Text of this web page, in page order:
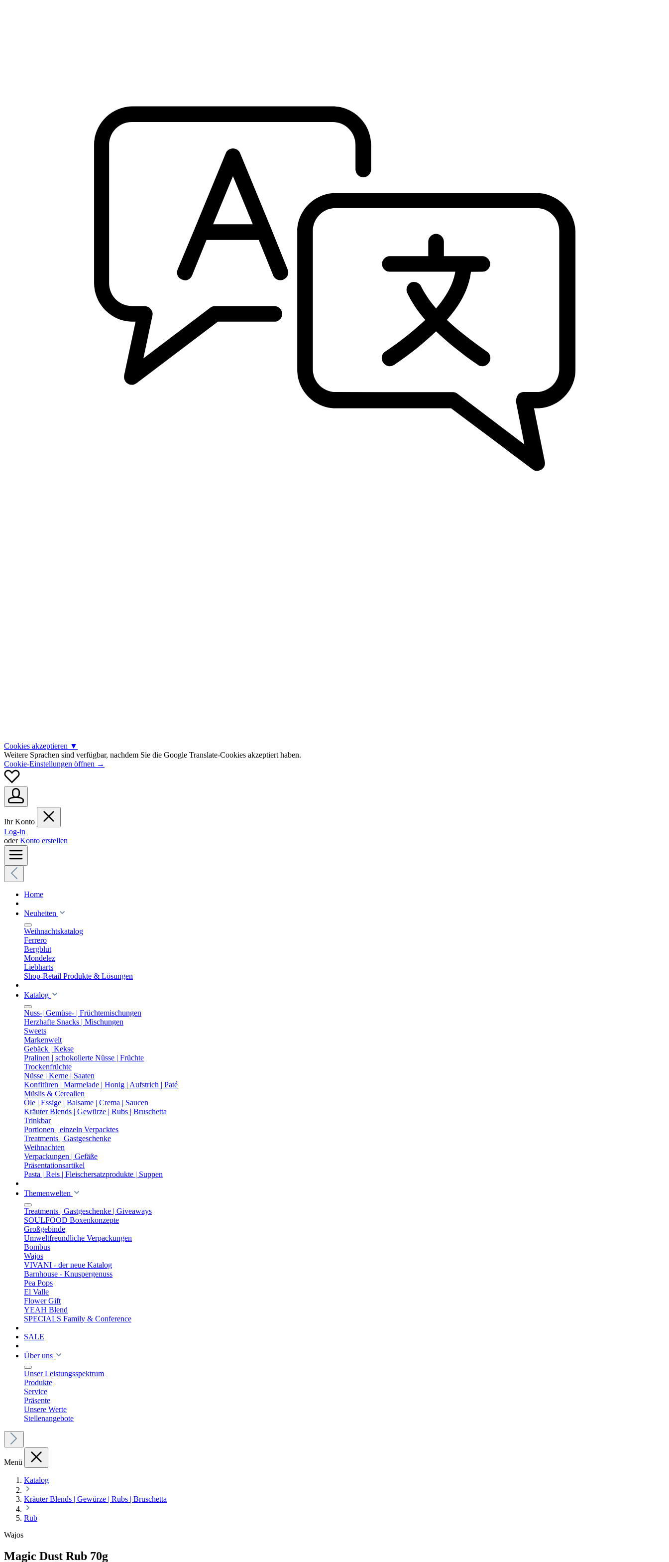
Cookies akzeptieren ▼
Weitere Sprachen sind verfügbar, nachdem Sie die Google Translate-Cookies akzeptiert haben.
Cookie-Einstellungen öffnen →
Ihr Konto
Log-in
oderKonto erstellen
Home
Neuheiten
Weihnachtskatalog
Ferrero
Bergblut
Mondelez
Liebharts
Shop-Retail Produkte & Lösungen
Katalog
Nuss-| Gemüse- | Früchtemischungen
Herzhafte Snacks | Mischungen
Sweets
Markenwelt
Gebäck | Kekse
Pralinen | schokolierte Nüsse | Früchte
Trockenfrüchte
Nüsse | Kerne | Saaten
Konfitüren | Marmelade | Honig | Aufstrich | Paté
Müslis & Cerealien
Öle | Essige | Balsame | Crema | Saucen
Kräuter Blends | Gewürze | Rubs | Bruschetta
Trinkbar
Portionen | einzeln Verpacktes
Treatments | Gastgeschenke
Weihnachten
Verpackungen | Gefäße
Präsentationsartikel
Pasta | Reis | Fleischersatzprodukte | Suppen
Themenwelten
Treatments | Gastgeschenke | Giveaways
SOULFOOD Boxenkonzepte
Großgebinde
Umweltfreundliche Verpackungen
Bombus
Wajos
VIVANI - der neue Katalog
Barnhouse - Knuspergenuss
Pea Pops
El Valle
Flower Gift
YEAH Blend
SPECIALS Family & Conference
SALE
Über uns
Unser Leistungsspektrum
Produkte
Service
Präsente
Unsere Werte
Stellenangebote
Menü
Katalog
Kräuter Blends | Gewürze | Rubs | Bruschetta
Rub
Wajos
Magic Dust Rub 70g